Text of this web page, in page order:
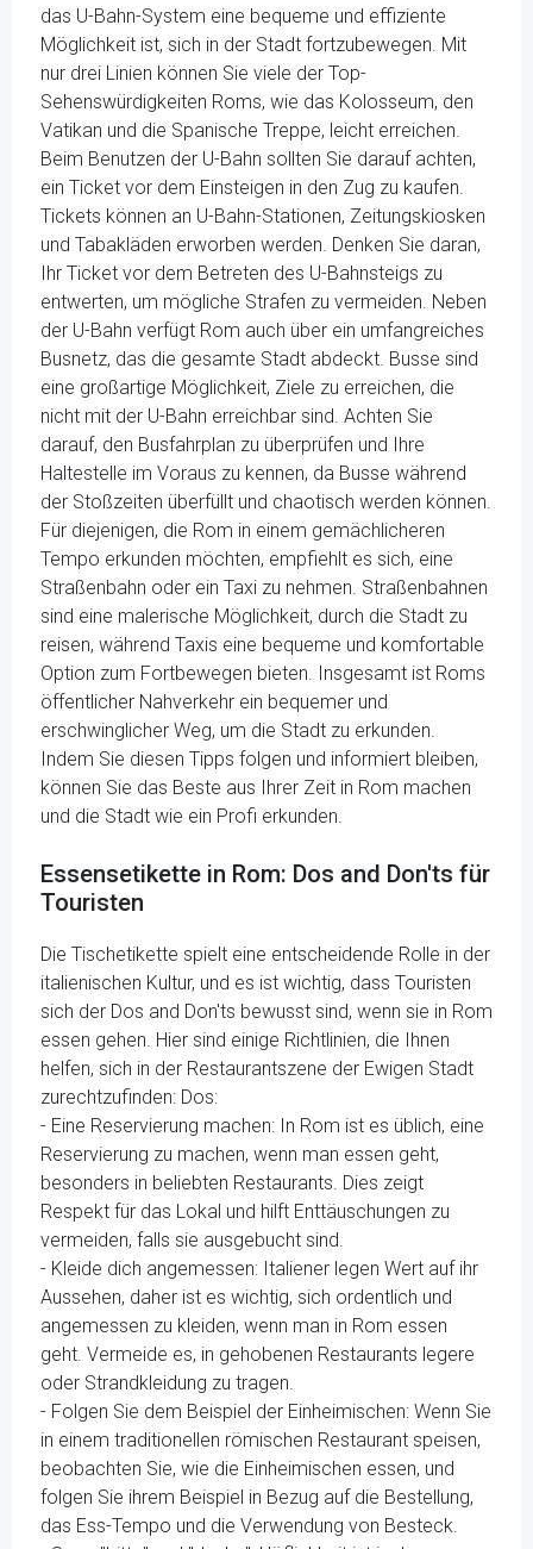
das U-Bahn-System eine bequeme und effiziente
Möglichkeit ist, sich in der Stadt fortzubewegen. Mit
nur drei Linien können Sie viele der Top-
Sehenswürdigkeiten Roms, wie das Kolosseum, den
Vatikan und die Spanische Treppe, leicht erreichen.
Beim Benutzen der U-Bahn sollten Sie darauf achten,
ein Ticket vor dem Einsteigen in den Zug zu kaufen.
Tickets können an U-Bahn-Stationen, Zeitungskiosken
und Tabakläden erworben werden. Denken Sie daran,
Ihr Ticket vor dem Betreten des U-Bahnsteigs zu
entwerten, um mögliche Strafen zu vermeiden. Neben
der U-Bahn verfügt Rom auch über ein umfangreiches
Busnetz, das die gesamte Stadt abdeckt. Busse sind
eine großartige Möglichkeit, Ziele zu erreichen, die
nicht mit der U-Bahn erreichbar sind. Achten Sie
darauf, den Busfahrplan zu überprüfen und Ihre
Haltestelle im Voraus zu kennen, da Busse während
der Stoßzeiten überfüllt und chaotisch werden können.
Für diejenigen, die Rom in einem gemächlicheren
Tempo erkunden möchten, empfiehlt es sich, eine
Straßenbahn oder ein Taxi zu nehmen. Straßenbahnen
sind eine malerische Möglichkeit, durch die Stadt zu
reisen, während Taxis eine bequeme und komfortable
Option zum Fortbewegen bieten. Insgesamt ist Roms
öffentlicher Nahverkehr ein bequemer und
erschwinglicher Weg, um die Stadt zu erkunden.
Indem Sie diesen Tipps folgen und informiert bleiben,
können Sie das Beste aus Ihrer Zeit in Rom machen
und die Stadt wie ein Profi erkunden.
Essensetikette in Rom: Dos and Don'ts für
Touristen
Die Tischetikette spielt eine entscheidende Rolle in der
italienischen Kultur, und es ist wichtig, dass Touristen
sich der Dos and Don'ts bewusst sind, wenn sie in Rom
essen gehen. Hier sind einige Richtlinien, die Ihnen
helfen, sich in der Restaurantszene der Ewigen Stadt
zurechtzufinden: Dos:
- Eine Reservierung machen: In Rom ist es üblich, eine
Reservierung zu machen, wenn man essen geht,
besonders in beliebten Restaurants. Dies zeigt
Respekt für das Lokal und hilft Enttäuschungen zu
vermeiden, falls sie ausgebucht sind.
- Kleide dich angemessen: Italiener legen Wert auf ihr
Aussehen, daher ist es wichtig, sich ordentlich und
angemessen zu kleiden, wenn man in Rom essen
geht. Vermeide es, in gehobenen Restaurants legere
oder Strandkleidung zu tragen.
- Folgen Sie dem Beispiel der Einheimischen: Wenn Sie
in einem traditionellen römischen Restaurant speisen,
beobachten Sie, wie die Einheimischen essen, und
folgen Sie ihrem Beispiel in Bezug auf die Bestellung,
das Ess-Tempo und die Verwendung von Besteck.